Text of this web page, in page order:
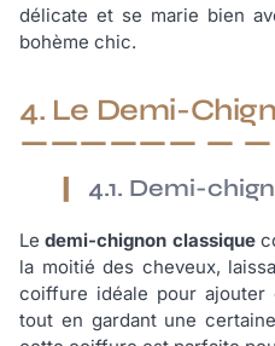
délicate et se marie bien
bohème chic.
4. Le Demi-
4.1. Demi-
Ledemi-chignon classique
la moitié des cheveux,
coiffure idéale pour
tout en gardant une